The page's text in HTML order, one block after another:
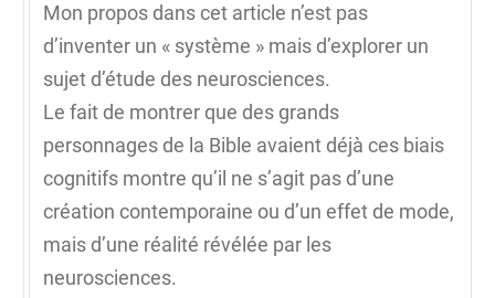
Mon propos dans cet article n’est pas
d’inventer un « système » mais d’explorer un
sujet d’étude des neurosciences.
Le fait de montrer que des grands
personnages de la Bible avaient déjà ces biais
cognitifs montre qu’il ne s’agit pas d’une
création contemporaine ou d’un effet de mode,
mais d’une réalité révélée par les
neurosciences.